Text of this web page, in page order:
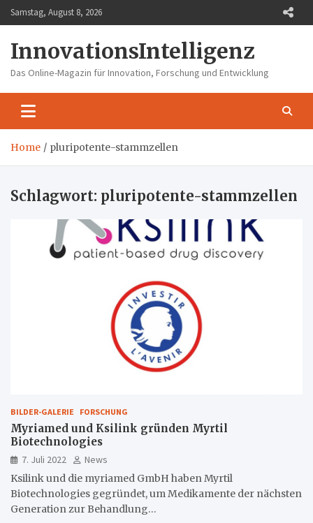
Skip
to
Samstag, August 8, 2026
InnovationsIntelligenz
Das Online-Magazin für Innovation, Forschung und Entwicklung
Home pluripotente-stammzellen
Schlagwort: pluripotente-stammzellen
BILDER-GALERIE FORSCHUNG
Myriamed und Ksilink gründen Myrtil
Biotechnologies
7. Juli 2022
News
Ksilink und die myriamed GmbH haben Myrtil
Biotechnologies gegründet, um Medikamente der nächsten
Generation zur Behandlung…